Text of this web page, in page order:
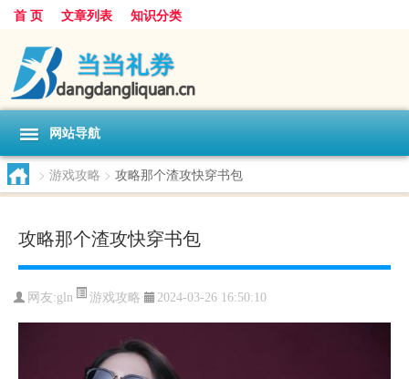
首 页 文章列表 知识分类
网站导航
> 游戏攻略 > 攻略那个渣攻快穿书包
攻略那个渣攻快穿书包
网友:gln 游戏攻略 2024-03-26 16:50:10